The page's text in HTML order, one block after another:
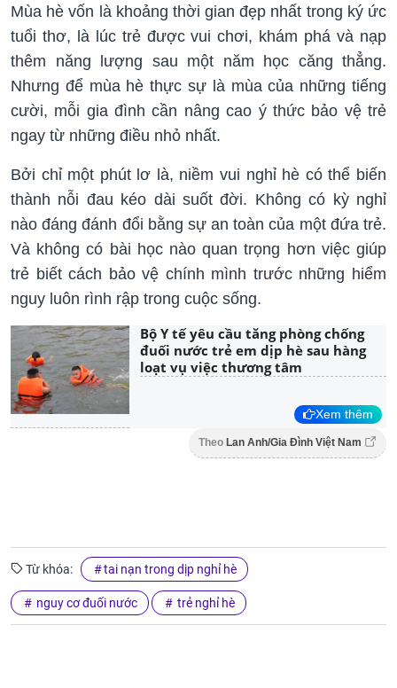
Mùa hè vốn là khoảng thời gian đẹp nhất trong ký ức
tuổi thơ, là lúc trẻ được vui chơi, khám phá và nạp
thêm năng lượng sau một năm học căng thẳng.
Nhưng để mùa hè thực sự là mùa của những tiếng
cười, mỗi gia đình cần nâng cao ý thức bảo vệ trẻ
ngay từ những điều nhỏ nhất.
Bởi chỉ một phút lơ là, niềm vui nghỉ hè có thể biến
thành nỗi đau kéo dài suốt đời. Không có kỳ nghỉ
nào đáng đánh đổi bằng sự an toàn của một đứa trẻ.
Và không có bài học nào quan trọng hơn việc giúp
trẻ biết cách bảo vệ chính mình trước những hiểm
nguy luôn rình rập trong cuộc sống.
Bộ Y tế yêu cầu tăng phòng chống
đuối nước trẻ em dịp hè sau hàng
loạt vụ việc thương tâm
Xem thêm
Theo Lan Anh/Gia Đình Việt Nam
Từ khóa: tai nạn trong dịp nghỉ hè
nguy cơ đuối nước trẻ nghỉ hè